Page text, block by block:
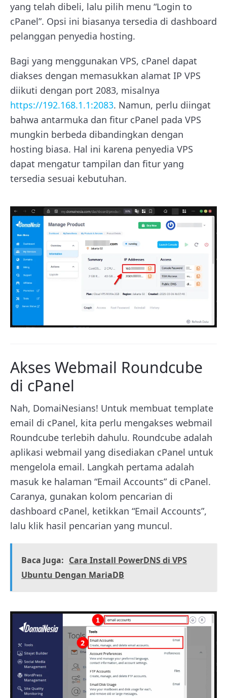
yang telah dibeli, lalu pilih menu “Login to
cPanel”. Opsi ini biasanya tersedia di dashboard
pelanggan penyedia hosting.
Bagi yang menggunakan VPS, cPanel dapat
diakses dengan memasukkan alamat IP VPS
diikuti dengan port 2083, misalnya
https://192.168.1.1:2083. Namun, perlu diingat
bahwa antarmuka dan fitur cPanel pada VPS
mungkin berbeda dibandingkan dengan
hosting biasa. Hal ini karena penyedia VPS
dapat mengatur tampilan dan fitur yang
tersedia sesuai kebutuhan.
Akses Webmail Roundcube
di cPanel
Nah, DomaiNesians! Untuk membuat template
email di cPanel, kita perlu mengakses webmail
Roundcube terlebih dahulu. Roundcube adalah
aplikasi webmail yang disediakan cPanel untuk
mengelola email. Langkah pertama adalah
masuk ke halaman “Email Accounts” di cPanel.
Caranya, gunakan kolom pencarian di
dashboard cPanel, ketikkan “Email Accounts”,
lalu klik hasil pencarian yang muncul.
Baca Juga: Cara Install PowerDNS di VPS
Ubuntu Dengan MariaDB